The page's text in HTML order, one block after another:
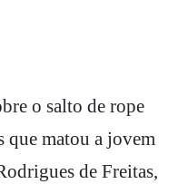
que matou a jovem
de Freitas,